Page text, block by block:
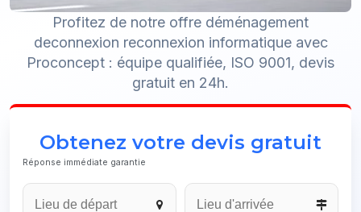
Profitez de notre offre déménagement
deconnexion reconnexion informatique avec
Proconcept : équipe qualifiée, ISO 9001, devis
gratuit en 24h.
Obtenez votre devis gratuit
Réponse immédiate garantie